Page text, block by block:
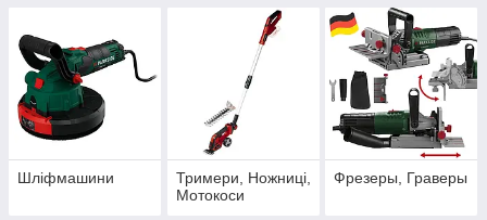
Шліфмашини
Тримери, Ножниці,
Мотокоси
Фрезеры, Граверы